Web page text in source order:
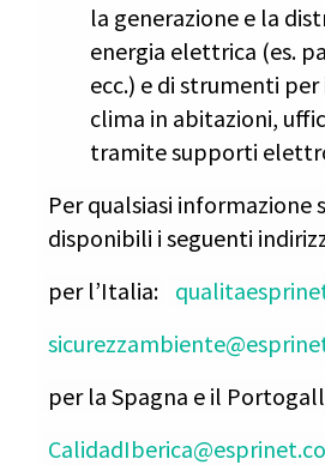
la generazione e la
energia elettrica (es.
ecc.) e di strumenti
clima in abitazioni,
tramite supporti
Per qualsiasi informazione
disponibili i seguenti
per l’Italia:
per la Spagna e il